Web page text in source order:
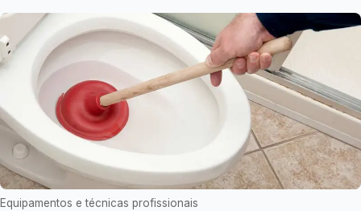
Equipamentos e técnicas profissionais